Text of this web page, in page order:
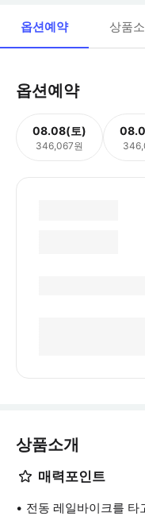
옵션예약 상품
옵션예약
08.08(토)
346,067원
상품소개
매력포인트
전동 레일바이크를